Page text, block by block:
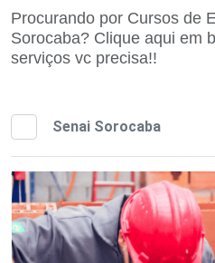
Procurando por Cursos de
Sorocaba? Clique aqui em
serviços vc precisa!!
Senai Sorocaba